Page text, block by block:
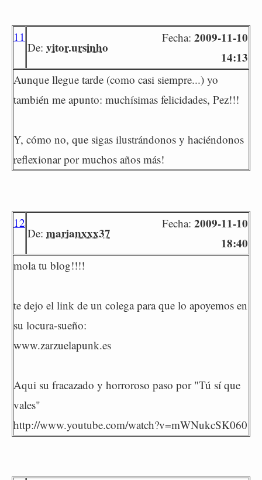
11
De: vitor.ursinho
Fecha: 2009-11-10
14:13
Aunque llegue tarde (como casi siempre...) yo
también me apunto: muchísimas felicidades, Pez!!!
Y, cómo no, que sigas ilustrándonos y haciéndonos
reflexionar por muchos años más!
12
De: marianxxx37
Fecha: 2009-11-10
18:40
mola tu blog!!!!
te dejo el link de un colega para que lo apoyemos en
su locura-sueño:
www.zarzuelapunk.es
Aqui su fracazado y horroroso paso por "Tú sí que
vales"
http://www.youtube.com/watch?v=mWNukcSK060